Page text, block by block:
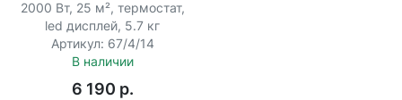
2000 Вт, 25 м², термостат,
led дисплей, 5.7 кг
Артикул: 67/4/14
В наличии
6 190 p.